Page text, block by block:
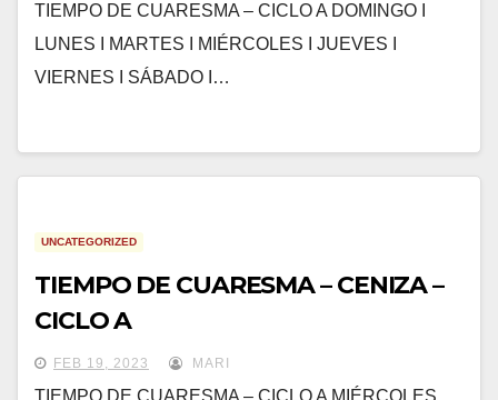
TIEMPO DE CUARESMA – CICLO A DOMINGO I
LUNES I MARTES I MIÉRCOLES I JUEVES I
VIERNES I SÁBADO I…
UNCATEGORIZED
TIEMPO DE CUARESMA – CENIZA –
CICLO A
FEB 19, 2023 MARI
TIEMPO DE CUARESMA – CICLO A MIÉRCOLES